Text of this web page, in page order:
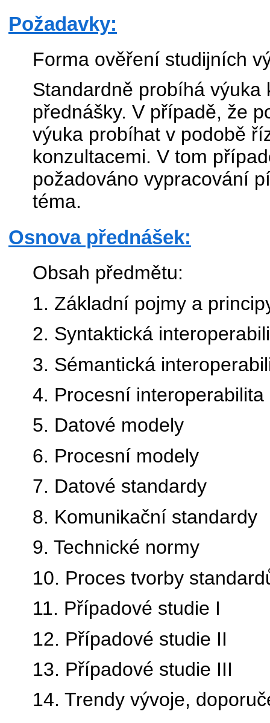
Požadavky:
Forma ověření studijních
Standardně probíhá
přednášky. V případě, že
výuka probíhat v podobě
konzultacemi. V tom
požadováno vypracování
téma.
Osnova přednášek:
Obsah předmětu:
1. Základní pojmy a
2. Syntaktická
3. Sémantická
4. Procesní interoperabilita
5. Datové modely
6. Procesní modely
7. Datové standardy
8. Komunikační standardy
9. Technické normy
10. Proces tvorby
11. Případové studie I
12. Případové studie II
13. Případové studie III
14. Trendy vývoje,